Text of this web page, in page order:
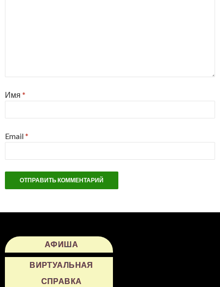
Имя *
Email*
АФИША
ВИРТУАЛЬНАЯ
СПРАВКА